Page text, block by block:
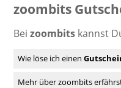
zoombits
Beizoombits kannst
Wie löse ich einen
Mehr über zoombits